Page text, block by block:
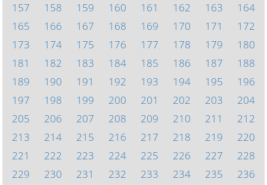
157
158 159 160 161 162 163
164
165
166 167 168 169 170 171
172
173
174 175 176 177 178 179
180
181
182 183 184 185 186 187
188
189
190 191 192 193 194 195
196
197
198 199 200 201 202 203
204
205
206 207 208 209 210 211
212
213
214 215 216 217 218 219
220
221
222 223 224 225 226 227
228
229
230 231 232 233 234 235
236